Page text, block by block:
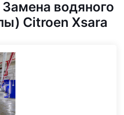
водяного
Citroen Xsara